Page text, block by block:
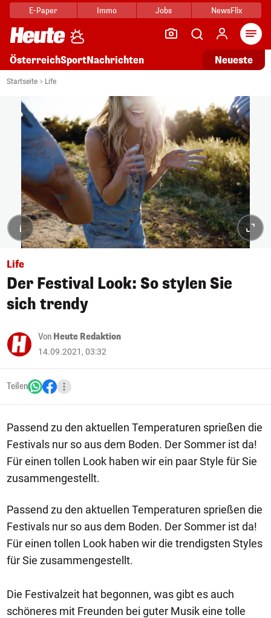
E-Paper Immo Jobs NewsFlix
ÖsterreichSportNachrichten Neueste
Startseite Life
i
Life
Der Festival Look: So stylen Sie
sich trendy
Von Heute Redaktion
14.09.2021, 03:32
Teilen
Passend zu den aktuellen Temperaturen sprießen die
Festivals nur so aus dem Boden. Der Sommer ist da!
Für einen tollen Look haben wir ein paar Style für Sie
zusammengestellt.
Passend zu den aktuellen Temperaturen sprießen die
Festivals nur so aus dem Boden. Der Sommer ist da!
Für einen tollen Look haben wir die trendigsten Styles
für Sie zusammengestellt.
Die Festivalzeit hat begonnen, was gibt es auch
schöneres mit Freunden bei guter Musik eine tolle